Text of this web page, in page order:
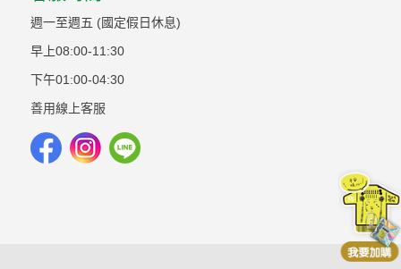
週一至週五 (國定假日休息)
早上08:00-11:30
下午01:00-04:30
善用線上客服